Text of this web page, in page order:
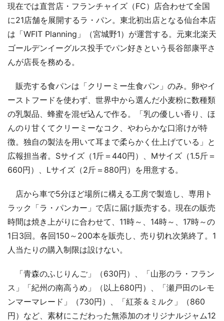
現在では直営店・フランチャイズ（FC）店合わせて全国
に21店舗を展開するラ・パン。東北初出店となる仙台本店
は「WFIT Planning」（宮城野1）が運営する。元東北楽天
ゴールデンイーグルス投手でパン好きという長谷部康平さ
んが店長を務める。
販売する食パンは「クリーミー生食パン」のみ。卵やイ
ーストフードを使わず、世界中から選んだ小麦粉に数種類
の乳製品、蜂蜜を混ぜ込んで作る。「乳の優しい香り、ほ
んのり甘くてクリーミーなコク、やわらかな口溶けが特
徴。独自の製法を用いて耳まで柔らかく仕上げている」と
広報担当者。Sサイズ（1斤＝440円）、Mサイズ（1.5斤＝
660円）、Lサイズ（2斤＝880円）を用意する。
店から車で5分ほど場所に構える工房で製造し、専用ト
ラック「ラ・パンカー」で店に届け販売する。現在の販売
時間は焼き上がりに合わせて、11時～、14時～、17時～の
1日3回。各回150～200本を販売し、売り切れ次第終了。1
人当たりの購入制限は設けない。
「青森のふじりんご」（630円）、「山形のラ・フラン
ス」「紀州の南高うめ」（以上680円）、「瀬戸田のレモ
ンマーマレード」（730円）、「紅茶＆ミルク」（860
円）など、素材にこだわった無添加のオリジナルジャム12